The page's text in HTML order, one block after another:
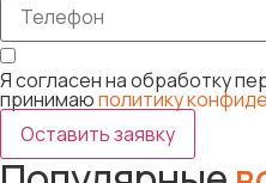
Я согласен на обработку
принимаюполитику
Оставить заявку